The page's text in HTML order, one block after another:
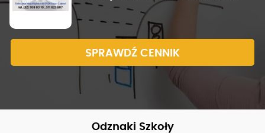
SPRAWDŹ CENNIK
Odznaki Szkoły